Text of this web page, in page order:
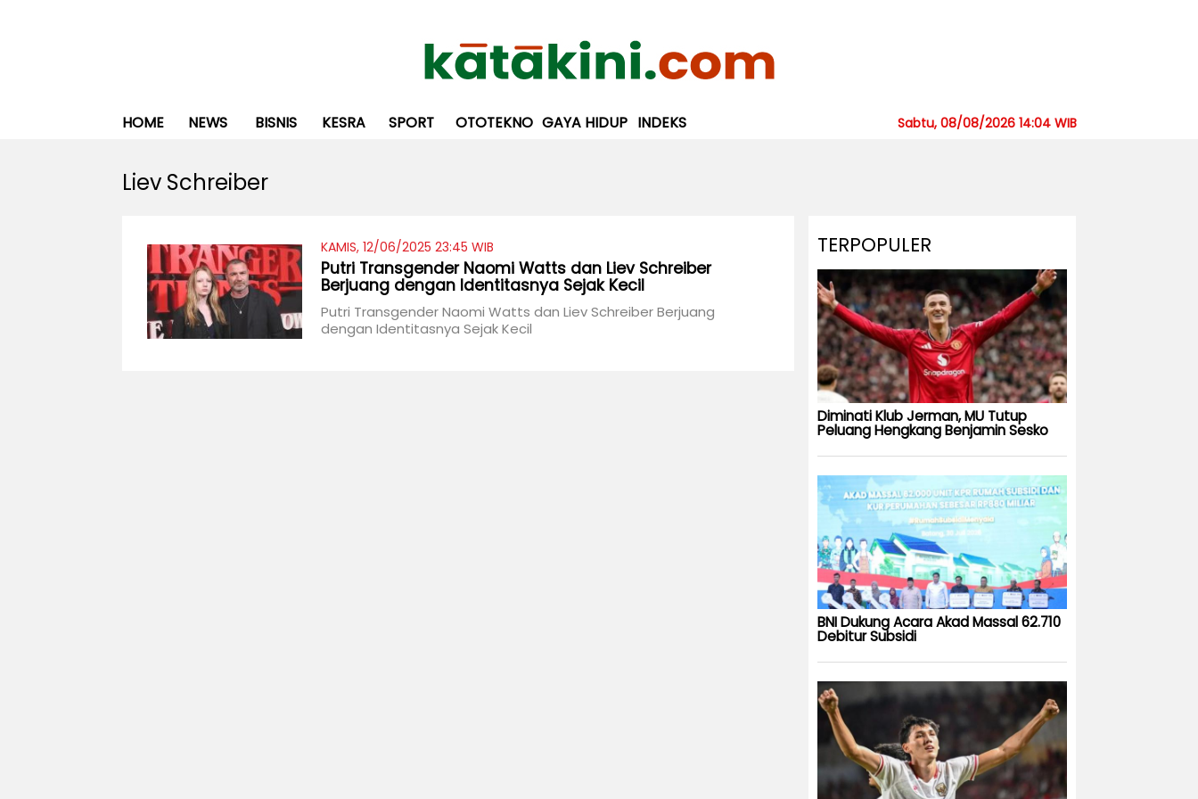
HOME NEWS BISNIS KESRA SPORT OTOTEKNO GAYA HIDUP INDEKS Sabtu, 08/08/2026 14:04 WIB
Liev Schreiber
KAMIS, 12/06/2025 23:45 WIB
Putri Transgender Naomi Watts dan Liev Schreiber
Berjuang dengan Identitasnya Sejak Kecil
Putri Transgender Naomi Watts dan Liev Schreiber Berjuang
dengan Identitasnya Sejak Kecil
TERPOPULER
Diminati Klub Jerman, MU Tutup
Peluang Hengkang Benjamin Sesko
BNI Dukung Acara Akad Massal 62.710
Debitur Subsidi